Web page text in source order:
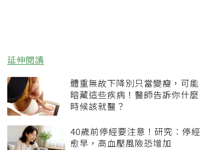
延伸閱讀
體重無故下降別只當變瘦，可能
暗藏這些疾病！醫師告訴你什麼
時候該就醫？
40歲前停經要注意！研究：停經
愈早，高血壓風險恐增加